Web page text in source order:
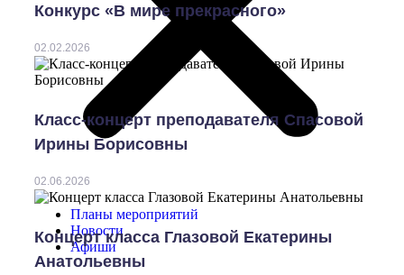
Планы мероприятий
Новости
Афиши
Конкурс «В мире прекрасного»
02.02.2026
Класс-концерт преподавателя Спасовой
Ирины Борисовны
02.06.2026
Концерт класса Глазовой Екатерины
Анатольевны